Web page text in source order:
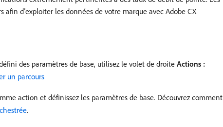
d’exploiter les données de votre marque avec Adobe CX
des paramètres de base, utilisez le volet de droite Actions :
un parcours
action et définissez les paramètres de base. Découvrez comment
.